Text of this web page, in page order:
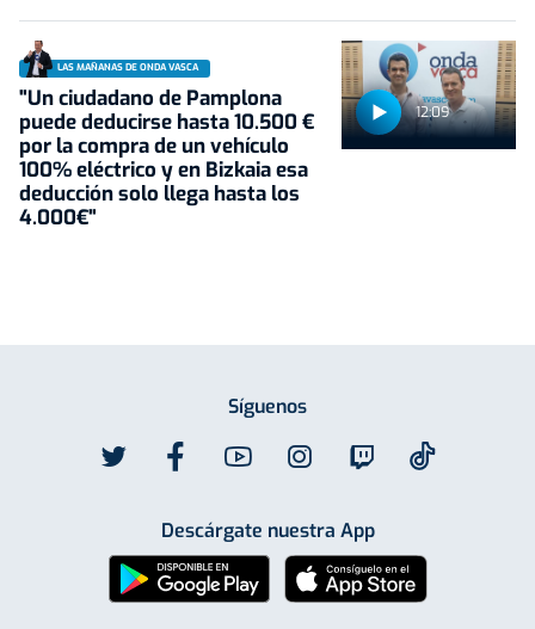
12:09
LAS MAÑANAS DE ONDA VASCA
"Un ciudadano de Pamplona
puede deducirse hasta 10.500 €
por la compra de un vehículo
100% eléctrico y en Bizkaia esa
deducción solo llega hasta los
4.000€"
Síguenos
Descárgate nuestra App